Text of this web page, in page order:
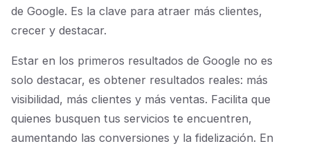
de Google. Es la clave para atraer más clientes,
crecer y destacar.
Estar en los primeros resultados de Google no es
solo destacar, es obtener resultados reales: más
visibilidad, más clientes y más ventas. Facilita que
quienes busquen tus servicios te encuentren,
aumentando las conversiones y la fidelización. En